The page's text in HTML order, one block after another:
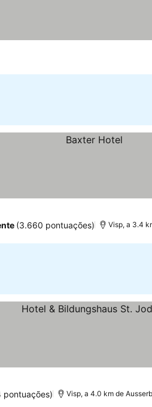
(3.660 pontuações) Visp, a 3.4
pontuações) Visp, a 4.0 km de